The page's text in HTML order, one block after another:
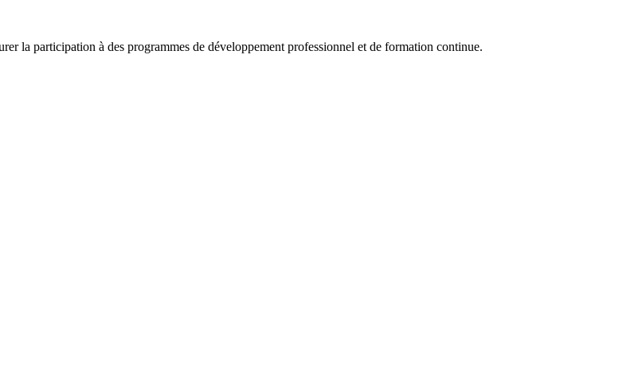
la participation à des programmes de développement professionnel et de formation continue.